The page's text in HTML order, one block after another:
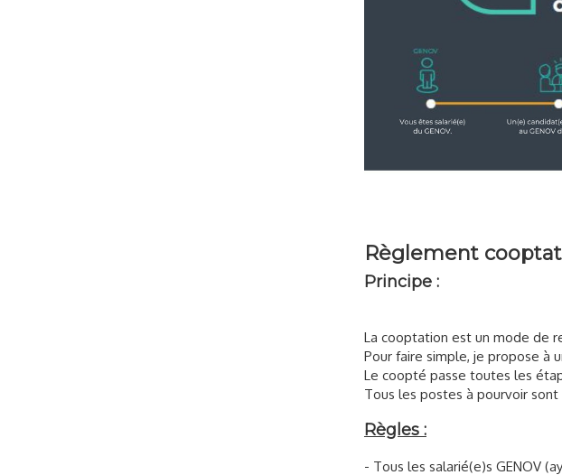
Règlement
Principe :
La cooptation est un mode de
Pour faire simple, je propose à
Le coopté passe toutes les
Tous les postes à pourvoir
Règles :
- Tous les salarié(e)s GENOV